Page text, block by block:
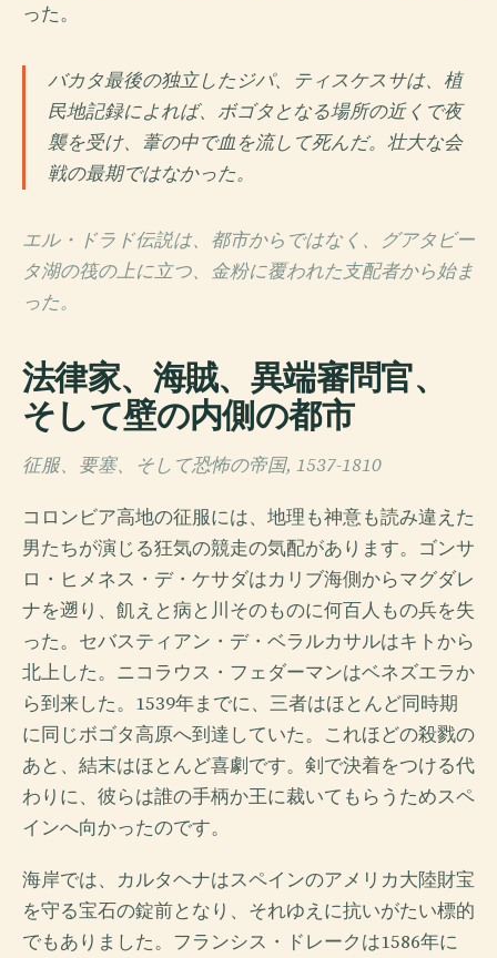
った。
バカタ最後の独立したジパ、ティスケスサは、植
民地記録によれば、ボゴタとなる場所の近くで夜
襲を受け、葦の中で血を流して死んだ。壮大な会
戦の最期ではなかった。
エル・ドラド伝説は、都市からではなく、グアタビー
タ湖の筏の上に立つ、金粉に覆われた支配者から始ま
った。
法律家、海賊、異端審問官、
そして壁の内側の都市
征服、要塞、そして恐怖の帝国, 1537-1810
コロンビア高地の征服には、地理も神意も読み違えた
男たちが演じる狂気の競走の気配があります。ゴンサ
ロ・ヒメネス・デ・ケサダはカリブ海側からマグダレ
ナを遡り、飢えと病と川そのものに何百人もの兵を失
った。セバスティアン・デ・ベラルカサルはキトから
北上した。ニコラウス・フェダーマンはベネズエラか
ら到来した。1539年までに、三者はほとんど同時期
に同じボゴタ高原へ到達していた。これほどの殺戮の
あと、結末はほとんど喜劇です。剣で決着をつける代
わりに、彼らは誰の手柄か王に裁いてもらうためスペ
インへ向かったのです。
海岸では、カルタヘナはスペインのアメリカ大陸財宝
を守る宝石の錠前となり、それゆえに抗いがたい標的
でもありました。フランシス・ドレークは1586年に